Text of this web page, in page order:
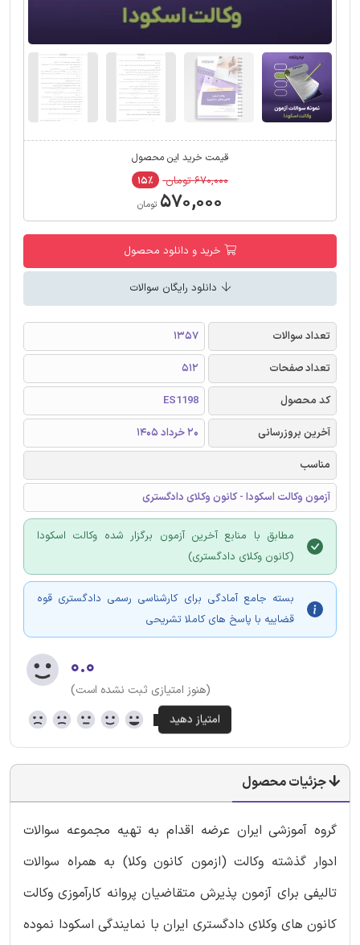
قیمت خرید این محصول
۶۷۰,۰۰۰ تومان ۱۵٪
۵۷۰,۰۰۰ تومان
خرید و دانلود محصول
دانلود رایگان سوالات
تعداد سوالات
1357
تعداد صفحات
512
کد محصول
ES1198
آخرین بروزرسانی
20 خرداد 1405
مناسب
آزمون وکالت اسکودا - کانون وکلای دادگستری
مطابق با منابع آخرین آزمون برگزار شده وکالت اسکودا
(کانون وکلای دادگستری)
بسته جامع آمادگی برای کارشناسی رسمی دادگستری قوه
قضاییه با پاسخ های کاملا تشریحی
۰.۰
(هنوز امتیازی ثبت نشده است)
جزئیات محصول
گروه آموزشی ایران عرضه اقدام به تهیه مجموعه سوالات
ادوار گذشته وکالت (ازمون کانون وکلا) به همراه سوالات
تالیفی برای آزمون پذیرش متقاضیان پروانه کارآموزی وکالت
کانون های وکلای دادگستری ایران با نمایندگی اسکودا نموده